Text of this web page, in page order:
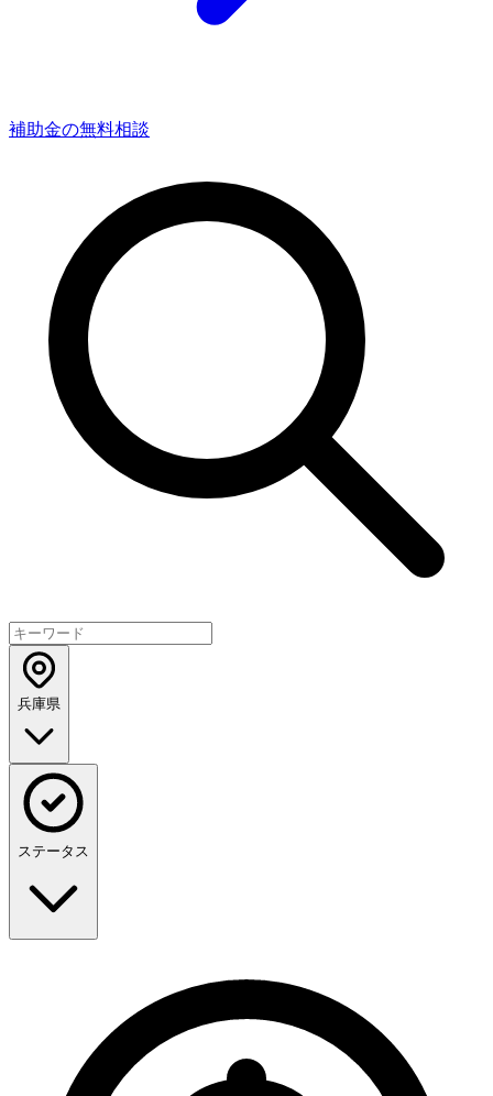
補助金の無料相談
兵庫県
ステータス